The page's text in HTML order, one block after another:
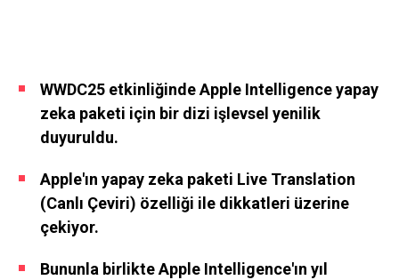
WWDC25 etkinliğinde Apple Intelligence yapay
zeka paketi için bir dizi işlevsel yenilik
duyuruldu.
Apple'ın yapay zeka paketi Live Translation
(Canlı Çeviri) özelliği ile dikkatleri üzerine
çekiyor.
Bununla birlikte Apple Intelligence'ın yıl